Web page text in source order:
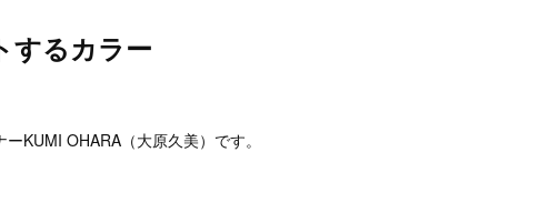
するカラー
KUMI OHARA（大原久美）です。